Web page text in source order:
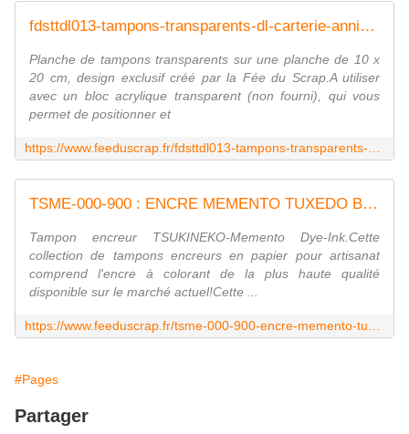
fdsttdl013-tampons-transparents-dl-carterie-anniversaire FEE DU SCRAP
Planche de tampons transparents sur une planche de 10 x
20 cm, design exclusif créé par la Fée du Scrap.A utiliser
avec un bloc acrylique transparent (non fourni), qui vous
permet de positionner et
TSME-000-900 : ENCRE MEMENTO TUXEDO BLACK FEE DU SCRAP
Tampon encreur TSUKINEKO-Memento Dye-Ink.Cette
collection de tampons encreurs en papier pour artisanat
comprend l'encre à colorant de la plus haute qualité
disponible sur le marché actuel!Cette ...
#Pages
Partager